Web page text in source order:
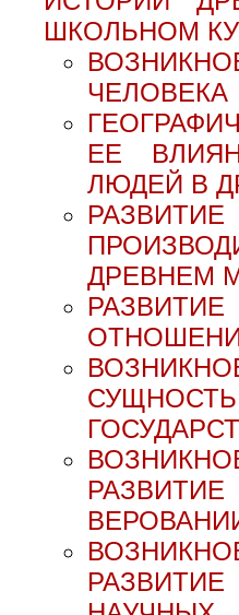
ШКОЛЬНОМ
ЧЕЛОВЕКА
ЕЕ
ЛЮДЕЙ В
РАЗВИТИЕ
ДРЕВНЕМ